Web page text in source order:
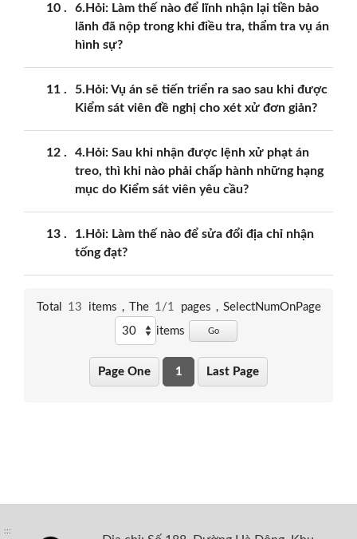
10
6.Hỏi: Làm thế nào để lĩnh nhận lại tiền bảo
lãnh đã nộp trong khi điều tra, thẩm tra vụ án
hình sự?
11
5.Hỏi: Vụ án sẽ tiến triển ra sao sau khi được
Kiểm sát viên đề nghị cho xét xử đơn giản?
12
4.Hỏi: Sau khi nhận được lệnh xử phạt án
treo, thì khi nào phải chấp hành những hạng
mục do Kiểm sát viên yêu cầu?
13
1.Hỏi: Làm thế nào để sửa đổi địa chỉ nhận
tống đạt?
Total 13 items，The 1/1 pages， SelectNumOnPage
items
Go
Page One 1 Last Page
:::